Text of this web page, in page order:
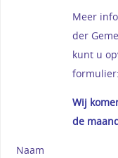
Meer
der
kunt u
formulier:
Wij
de
Naam